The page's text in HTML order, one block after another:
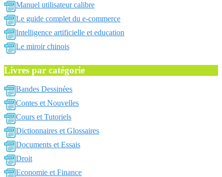
Manuel utilisateur calibre
Le guide complet du e-commerce
Intelligence artificielle et education
Le miroir chinois
Livres par catégorie
Bandes Dessinées
Contes et Nouvelles
Cours et Tutoriels
Dictionnaires et Glossaires
Documents et Essais
Droit
Economie et Finance